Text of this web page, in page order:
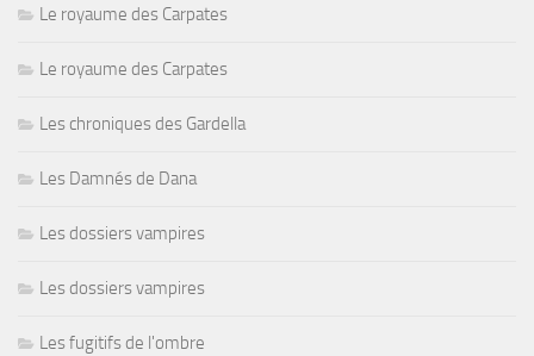
Le royaume des Carpates
Le royaume des Carpates
Les chroniques des Gardella
Les Damnés de Dana
Les dossiers vampires
Les dossiers vampires
Les fugitifs de l'ombre